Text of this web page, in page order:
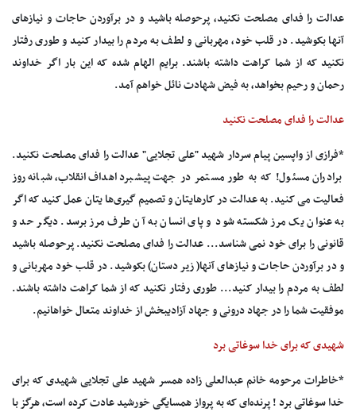
عدالت را فدای مصلحت نکنید، پرحوصله باشید و در برآوردن حاجات و نیازهای
آنها بکوشید. در قلب خود، مهربانی و لطف به مردم را بیدار کنید و طوری رفتار
نکنید که از شما کراهت داشته باشند. برایم الهام شده که این بار اگر خداوند
رحمان و رحیم بخواهد، به فیض شهادت نائل خواهم آمد.
عدالت را فدای مصلحت نکنید
*فرازی از واپسین پیام سردار شهید "علی تجلایی" عدالت را فدای مصلحت نکنید.
برادران مسئول! که به طور مستمر در جهت پیشبرد اهداف انقلاب، شبانه روز
فعالیت می کنید. به عدالت در کارهایتان و تصمیم گیری‌ها یتان عمل کنید که اگر
به عنوان یک مرز شکسته شود و پای انسان به آن طرف مرز برسد. دیگر حد و
قانونی را برای خود نمی شناسد... عدالت را فدای مصلحت نکنید. پرحوصله باشید
و در برآوردن حاجات و نیازهای آنها( زیر دستان) بکوشید. در قلب خود مهربانی و
لطف به مردم را بیدار کنید... طوری رفتار نکنید که از شما کراهت داشته باشند.
موفقیت شما را در جهاد درونی و جهاد آزادیبخش از خداوند متعال خواهانیم.
شهیدی که برای خدا سوغاتی برد
*خاطرات مرحومه خانم عبدالعلی زاده همسر شهید علی تجلایی شهیدی که برای
خدا سوغاتی برد ! پرنده‌ای‌ که‌ به‌ پرواز همسایگی‌ خورشید عادت‌ کرده‌ است، هرگز با